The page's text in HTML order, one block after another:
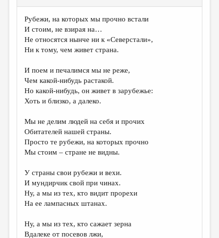
ЛИТСАЛОН
НОВОСТИ
ПРАВИЛА САЙТА
ИЗБРАННОЕ
ДАЙДЖЕСТ
ПЕРЕВОДЫ
КОНКУРСЫ
КНИЖНАЯ ПОЛКА
ОБЗОР ЛИТЕРАТУРЫ
ОБЪЯВЛЕНИЯ
Рубежи, на которых мы прочно встали
И стоим, не взирая на…
Не относятся нынче ни к «Северстали»,
Ни к тому, чем живет страна.
И поем и печалимся мы не реже,
Чем какой-нибудь растакой.
Но какой-нибудь, он живет в зарубежье:
Хоть и близко, а далеко.
Мы не делим людей на себя и прочих
Обитателей нашей страны.
Просто те рубежи, на которых прочно
Мы стоим – стране не видны.
У страны свои рубежи и вехи.
И мундирчик свой при чинах.
Ну, а мы из тех, кто видит прорехи
На ее лампасных штанах.
Ну, а мы из тех, кто сажает зерна
Вдалеке от посевов лжи,